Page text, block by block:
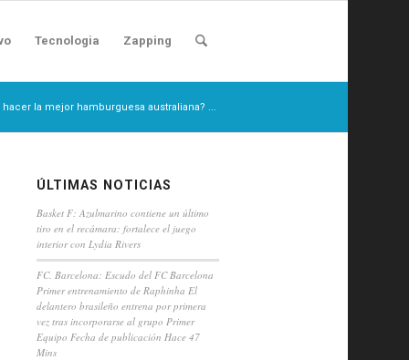
Tecnologia Zapping
hacer la mejor hamburguesa australiana? ...
ÚLTIMAS NOTICIAS
Basket F: Azulmarino contiene un último
tiro en el recámara: fortalece el juego
interior con Lydia Rivers
FC. Barcelona: Escudo del FC Barcelona
Primer entrenamiento de Raphinha El
delantero brasileño entrena por primera
vez tras incorporarse al grupo Primer
Equipo Fecha de publicación Hace 47
Mins